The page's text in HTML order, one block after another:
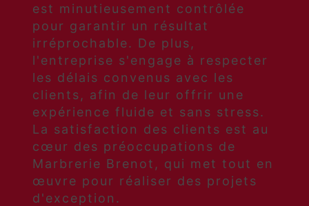
est minutieusement contrôlée
pour garantir un résultat
irréprochable. De plus,
l'entreprise s'engage à respecter
les délais convenus avec les
clients, afin de leur offrir une
expérience fluide et sans stress.
La satisfaction des clients est au
cœur des préoccupations de
Marbrerie Brenot, qui met tout en
œuvre pour réaliser des projets
d'exception.